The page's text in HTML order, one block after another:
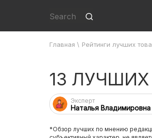
Главная \ Рейтинги лучших
13
Эксперт
Наталья
*Обзор лучших по мнению